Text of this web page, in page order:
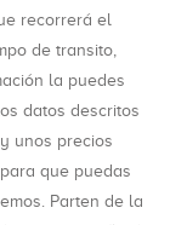
recorrerá el
de transito,
la puedes
datos descritos
unos precios
que puedas
Parten de la